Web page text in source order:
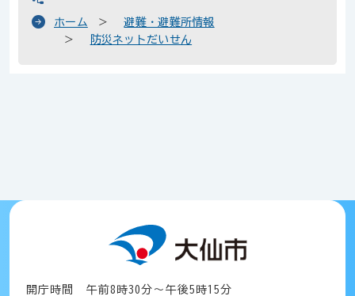
ホーム
避難・避難所情報
防災ネットだいせん
開庁時間 午前8時30分～午後5時15分